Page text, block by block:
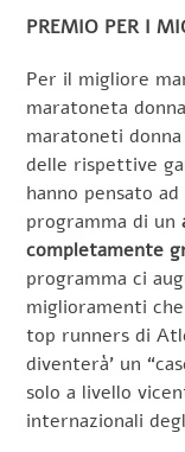
PREMIO PER I
Per il migliore
maratoneta
maratoneti
delle rispettive
hanno pensato
programma di un
completamente
programma ci
miglioramenti
top runners di
diventerà’ un
solo a livello
internazionali